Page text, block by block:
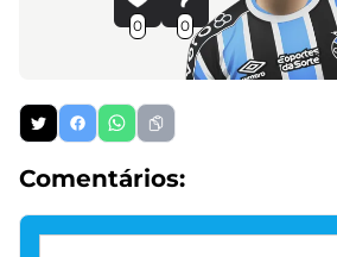
0 0
Comentários: